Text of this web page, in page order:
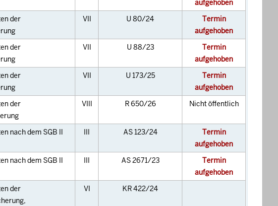
aufgehoben
der
VII U 80/24
Termin
aufgehoben
der
VII U 88/23
Termin
aufgehoben
der
VII U 173/25
Termin
aufgehoben
der
VIII R 650/26 Nicht öffentlich
nach dem SGB II III AS 123/24
Termin
aufgehoben
nach dem SGB II III AS 2671/23
Termin
aufgehoben
der
VI KR 422/24